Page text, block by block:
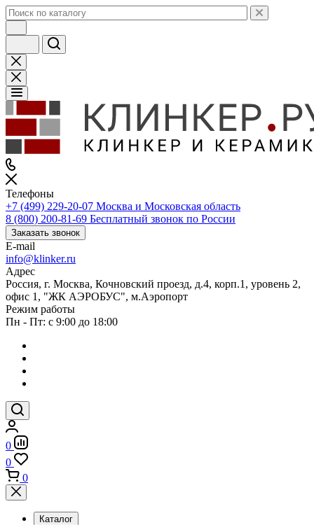
Телефоны
+7 (499) 229-20-07 Москва и Московская область
8 (800) 200-81-69 Бесплатный звонок по России
Заказать звонок
E-mail
info@klinker.ru
Адрес
Россия, г. Москва, Кочновский проезд, д.4, корп.1, уровень 2,
офис 1, "ЖК АЭРОБУС", м.Аэропорт
Режим работы
Пн - Пт: с 9:00 до 18:00
0
0
0
Каталог